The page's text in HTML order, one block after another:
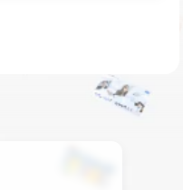
ニティもご利用ください。